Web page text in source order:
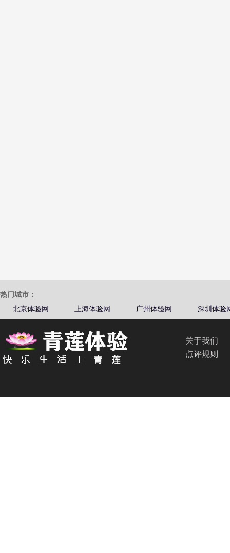
热门城市：
北京体验网
上海体验网 广州体验网 深圳体验
关于我们
点评规则